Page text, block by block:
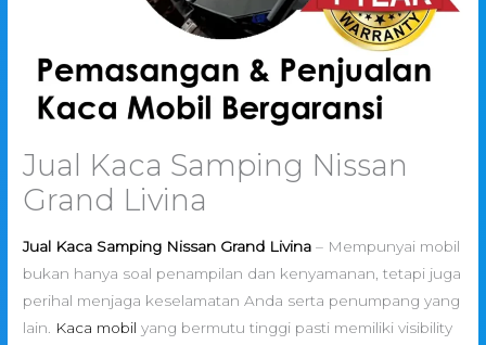
Jual Kaca Samping Nissan
Grand Livina
Jual Kaca Samping Nissan Grand Livina – Mempunyai mobil
bukan hanya soal penampilan dan kenyamanan, tetapi juga
perihal menjaga keselamatan Anda serta penumpang yang
lain.
Kaca mobil yang bermutu tinggi pasti memiliki visibility